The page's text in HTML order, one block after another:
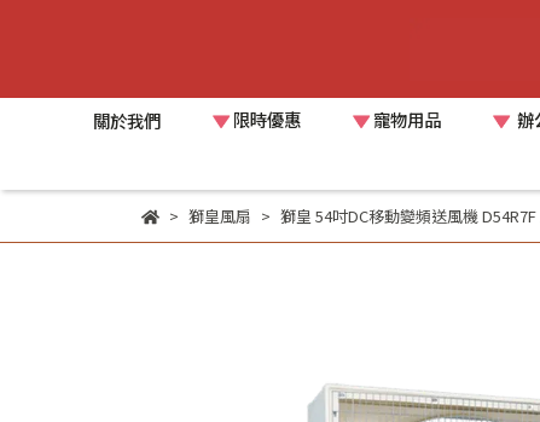
關於我們 限時優惠 寵物用品 辦
獅皇風扇 獅皇 54吋DC移動變頻送風機